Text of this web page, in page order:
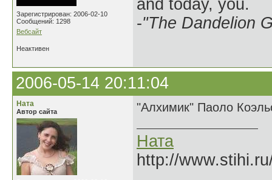
Зарегистрирован: 2006-02-10
Сообщений: 1298
Вебсайт
and today, you.
-"The Dandelion
Неактивен
2006-05-14 20:11:04
Ната
Автор сайта "Алхимик" Паоло
Ната
http://